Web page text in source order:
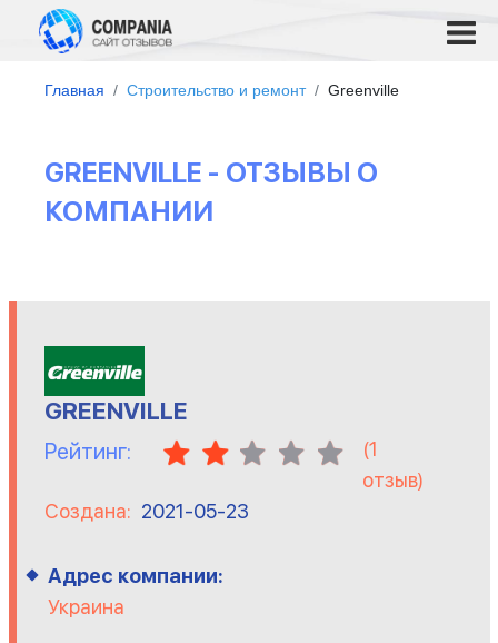
Главная Строительство и ремонт Greenville
GREENVILLE - ОТЗЫВЫ О
КОМПАНИИ
GREENVILLE
Рейтинг: (1
отзыв)
Создана: 2021-05-23
Адрес компании:
Украина